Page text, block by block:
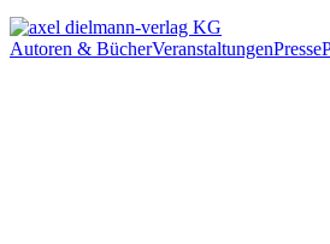
Autoren & BücherVeranstaltungenPresse